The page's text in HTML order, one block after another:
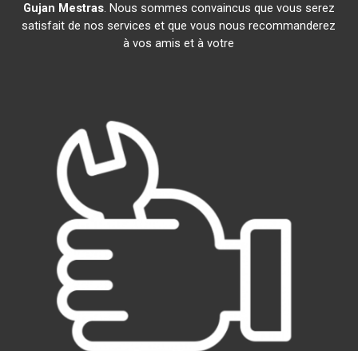
Gujan Mestras. Nous sommes convaincus que vous serez
satisfait de nos services et que vous nous recommanderez
à vos amis et à votre